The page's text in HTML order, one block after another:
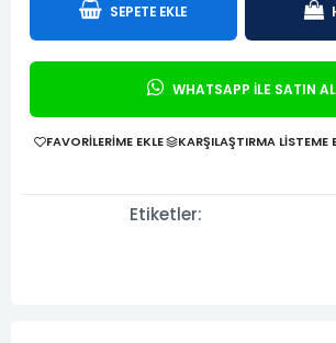
SEPETE EKLE
WHATSAPP İLE SATIN AL
FAVORILERIME EKLE KARŞILAŞTIRMA LISTEME
Etiketler: